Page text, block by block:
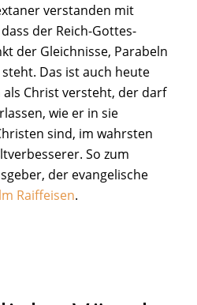
verstanden mit
der Reich-Gottes-
der Gleichnisse, Parabeln
Das ist auch heute
Christ versteht, der darf
wie er in sie
sind, im wahrsten
So zum
der evangelische
Raiffeisen.